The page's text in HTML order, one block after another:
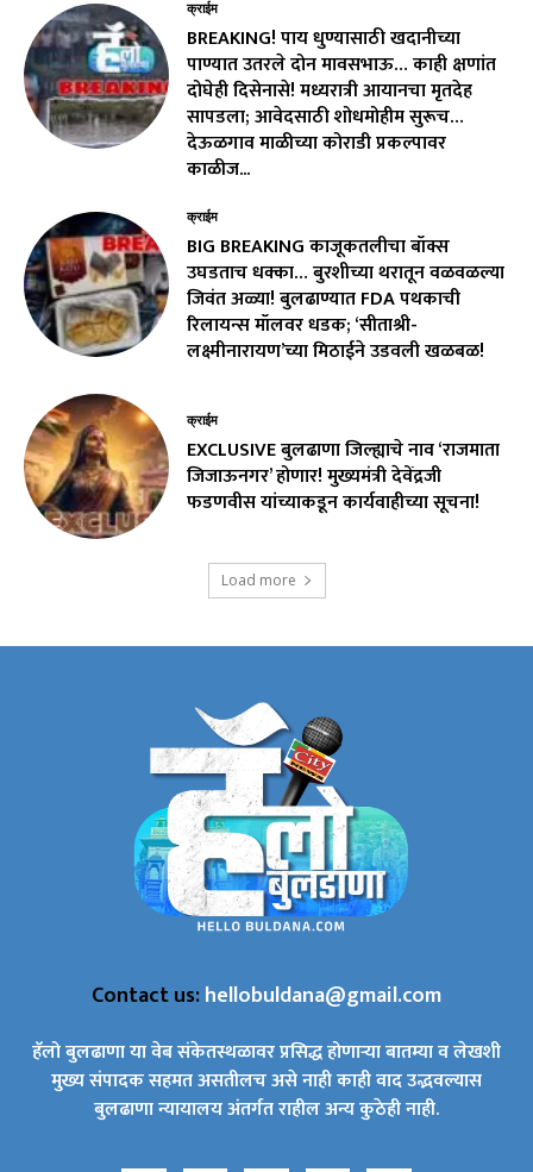
क्राईम
BREAKING! पाय धुण्यासाठी खदानीच्या
पाण्यात उतरले दोन मावसभाऊ… काही क्षणांत
दोघेही दिसेनासे! मध्यरात्री आयानचा मृतदेह
सापडला; आवेदसाठी शोधमोहीम सुरूच…
देऊळगाव माळीच्या कोराडी प्रकल्पावर
काळीज...
क्राईम
BIG BREAKING काजूकतलीचा बॉक्स
उघडताच धक्का… बुरशीच्या थरातून वळवळल्या
जिवंत अळ्या! बुलढाण्यात FDA पथकाची
रिलायन्स मॉलवर धडक; ‘सीताश्री-
लक्ष्मीनारायण’च्या मिठाईने उडवली खळबळ!
क्राईम
EXCLUSIVE बुलढाणा जिल्ह्याचे नाव ‘राजमाता
जिजाऊनगर’ होणार! मुख्यमंत्री देवेंद्रजी
फडणवीस यांच्याकडून कार्यवाहीच्या सूचना!
Load more
Contact us:hellobuldana@gmail.com
हॅलो बुलढाणा या वेब संकेतस्थळावर प्रसिद्ध होणाऱ्या बातम्या व लेखशी
मुख्य संपादक सहमत असतीलच असे नाही काही वाद उद्भवल्यास
बुलढाणा न्यायालय अंतर्गत राहील अन्य कुठेही नाही.